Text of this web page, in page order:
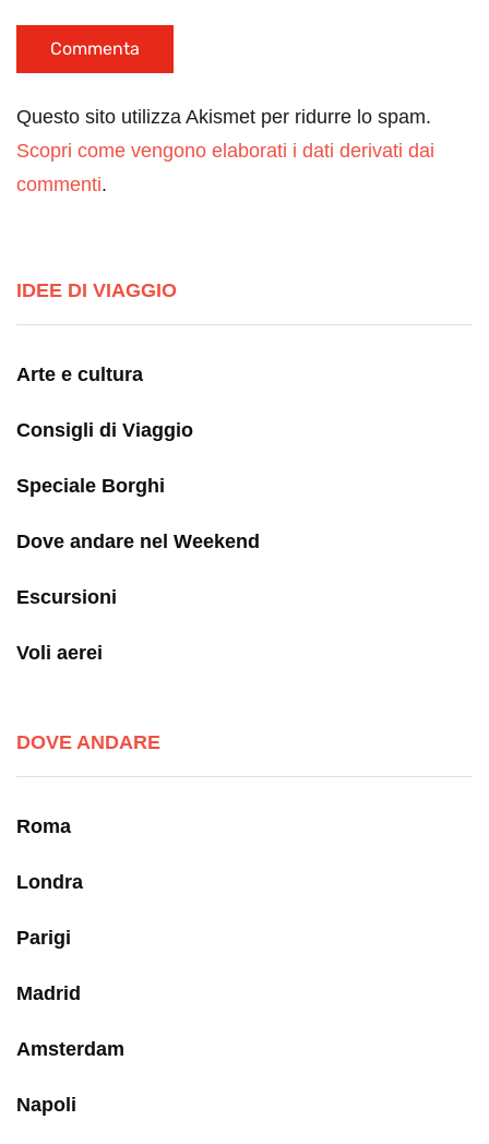
Questo sito utilizza Akismet per ridurre lo spam.
Scopri come vengono elaborati i dati derivati dai
commenti.
IDEE DI VIAGGIO
Arte e cultura
Consigli di Viaggio
Speciale Borghi
Dove andare nel Weekend
Escursioni
Voli aerei
DOVE ANDARE
Roma
Londra
Parigi
Madrid
Amsterdam
Napoli